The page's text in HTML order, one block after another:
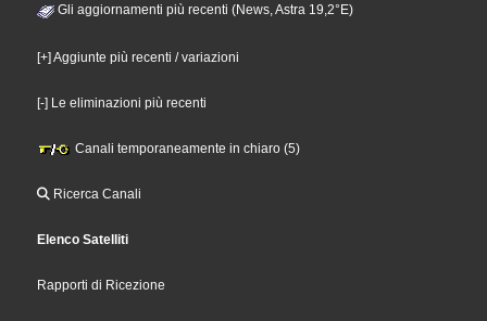
Gli aggiornamenti più recenti (News, Astra 19,2°E)
[+] Aggiunte più recenti / variazioni
[-] Le eliminazioni più recenti
Canali temporaneamente in chiaro (5)
Ricerca Canali
Elenco Satelliti
Rapporti di Ricezione